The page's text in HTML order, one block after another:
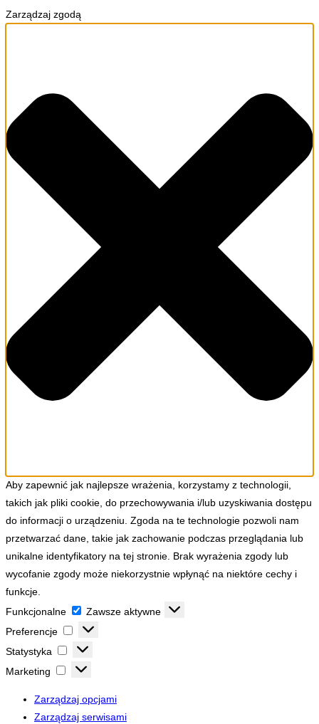
Zarządzaj zgodą
Aby zapewnić jak najlepsze wrażenia, korzystamy z technologii,
takich jak pliki cookie, do przechowywania i/lub uzyskiwania dostępu
do informacji o urządzeniu. Zgoda na te technologie pozwoli nam
przetwarzać dane, takie jak zachowanie podczas przeglądania lub
unikalne identyfikatory na tej stronie. Brak wyrażenia zgody lub
wycofanie zgody może niekorzystnie wpłynąć na niektóre cechy i
funkcje.
Funkcjonalne
Funkcjonalne
Zawsze aktywne
Preferencje
Preferencje
Statystyka
Statystyka
Marketing
Marketing
Zarządzaj opcjami
Zarządzaj serwisami